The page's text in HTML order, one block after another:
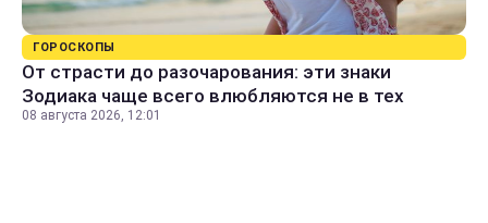
ГОРОСКОПЫ
От страсти до разочарования: эти знаки
Зодиака чаще всего влюбляются не в тех
08 августа 2026, 12:01